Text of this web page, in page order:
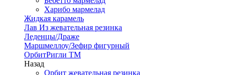
Харибо мармелад
Жидкая карамель
Лав Из жевательная резинка
Леденцы/Драже
Маршмеллоу/Зефир фигурный
ОрбитРигли ТМ
Назад
Орбит жевательная резинка